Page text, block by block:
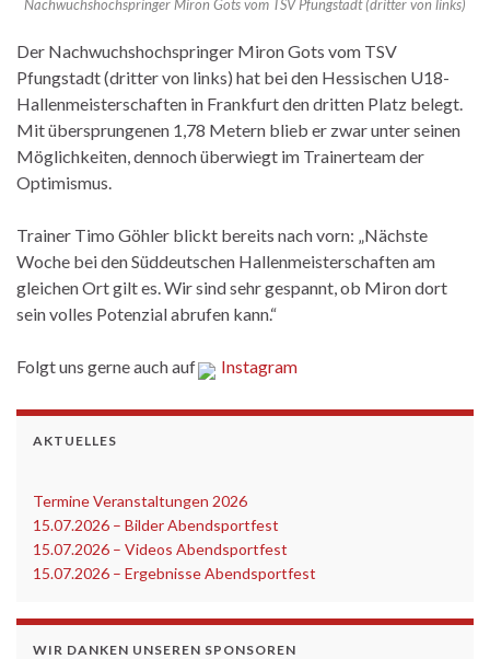
Nachwuchshochspringer Miron Gots vom TSV Pfungstadt (dritter von links)
Der Nachwuchshochspringer Miron Gots vom TSV
Pfungstadt (dritter von links) hat bei den Hessischen U18-
Hallenmeisterschaften in Frankfurt den dritten Platz belegt.
Mit übersprungenen 1,78 Metern blieb er zwar unter seinen
Möglichkeiten, dennoch überwiegt im Trainerteam der
Optimismus.
Trainer Timo Göhler blickt bereits nach vorn: „Nächste
Woche bei den Süddeutschen Hallenmeisterschaften am
gleichen Ort gilt es. Wir sind sehr gespannt, ob Miron dort
sein volles Potenzial abrufen kann.“
Folgt uns gerne auch auf Instagram
AKTUELLES
Termine Veranstaltungen 2026
15.07.2026 – Bilder Abendsportfest
15.07.2026 – Videos Abendsportfest
15.07.2026 – Ergebnisse Abendsportfest
WIR DANKEN UNSEREN SPONSOREN